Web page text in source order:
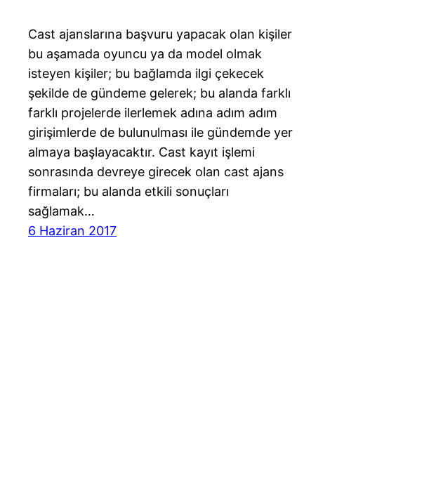
Cast ajanslarına başvuru yapacak olan kişiler
bu aşamada oyuncu ya da model olmak
isteyen kişiler; bu bağlamda ilgi çekecek
şekilde de gündeme gelerek; bu alanda farklı
farklı projelerde ilerlemek adına adım adım
girişimlerde de bulunulması ile gündemde yer
almaya başlayacaktır. Cast kayıt işlemi
sonrasında devreye girecek olan cast ajans
firmaları; bu alanda etkili sonuçları
sağlamak…
6 Haziran 2017